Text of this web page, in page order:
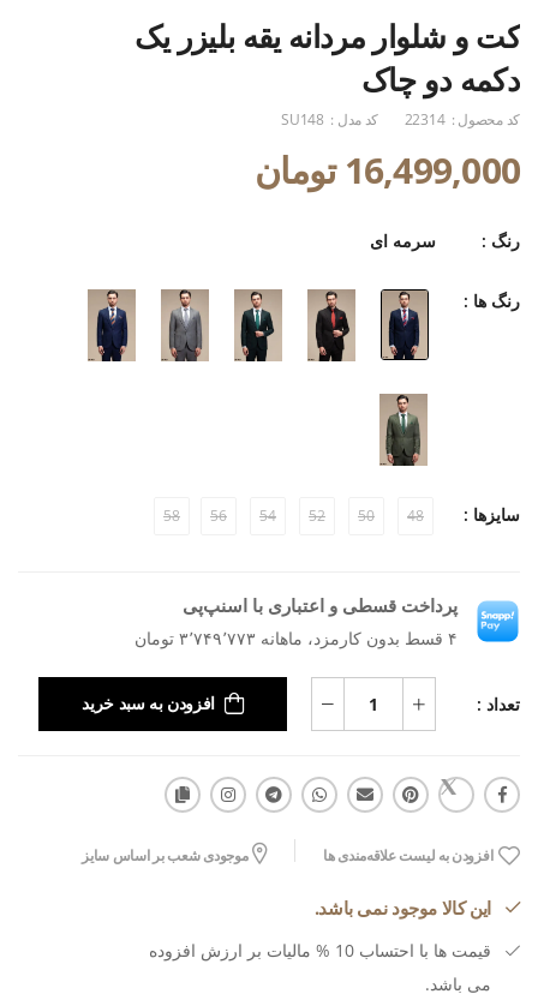
کت و شلوار مردانه یقه بلیزر یک
دکمه دو چاک
کد محصول : 22314 کد مدل : SU148
16,499,000 تومان
رنگ : سرمه ای
رنگ ها :
سایزها : 48
50
52
54
56
58
پرداخت قسطی و اعتباری با اسنپ‌پی
۴ قسط بدون کارمزد، ماهانه ۳٬۷۴۹٬۷۷۳ تومان
تعداد : افزودن به سبد خرید
افزودن به لیست علاقه‌مندی ها موجودی شعب بر اساس سایز
این کالا موجود نمی باشد.
قیمت ها با احتساب 10 % مالیات بر ارزش افزوده
می باشد.